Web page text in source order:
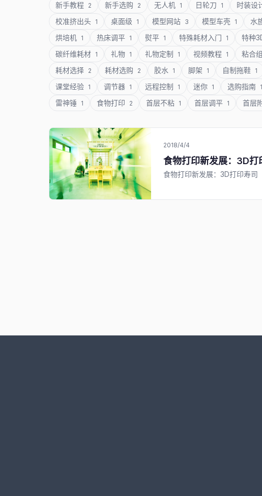
新手教程 2 新手选购 2 无人机 1 日轮刀 1 时装设
校准挤出头 1 桌面级 1 模型网站 3 模型车壳 1 水
烘培机 1 热床调平 1 熨平 1 特殊耗材入门 1 特种
碳纤维耗材 1 礼物 1 礼物定制 1 视频教程 1 粘合
耗材选择 2 耗材选购 2 胶水 1 脚架 1 自制拖鞋 1
课堂经验 1 调节器 1 远程控制 1 迷你 1 选购指南 1
雷神锤 1 食物打印 2 首层不粘 1 首层调平 1 首层
2018/4/4
食物打印新发展：3D打
食物打印新发展：3D打印寿司